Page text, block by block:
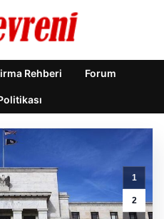
Rehberi Forum
1
2